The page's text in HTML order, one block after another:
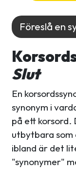
Föreslå en
Slut
En
synonym i
på ett korsord.
utbytbara som
ibland är det
"synonymer"